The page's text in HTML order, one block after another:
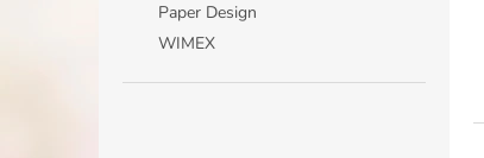
Paper Design
WIMEX